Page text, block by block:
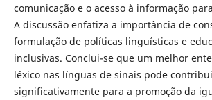
comunicação e o acesso à informação
A discussão enfatiza a importância de
formulação de políticas linguísticas e
inclusivas. Conclui-se que um melhor
léxico nas línguas de sinais pode
significativamente para a promoção da